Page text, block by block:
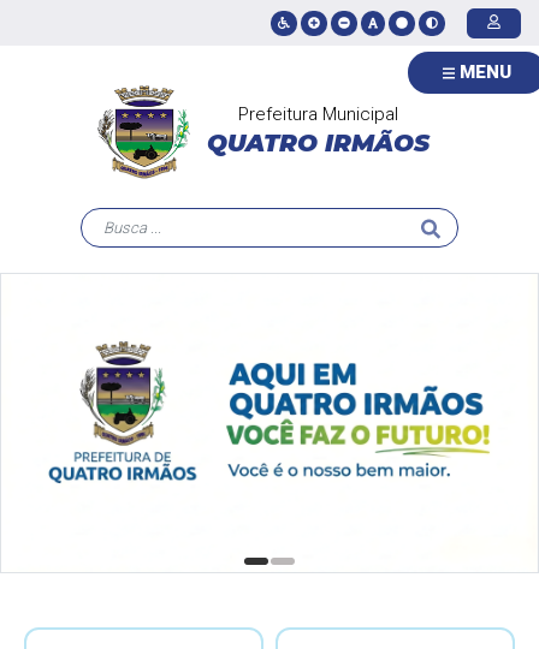
Prefeitura Municipal
QUATRO IRMÃOS
MENU